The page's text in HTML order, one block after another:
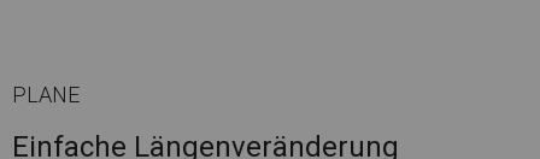
PLANE
Einfache Längenveränderung